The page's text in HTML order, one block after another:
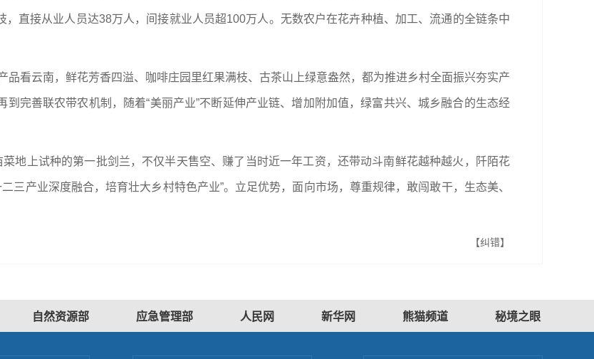
直接从业人员达38万人，间接就业人员超100万人。无数农户在花卉种植、加工、流通的全链条中
品看云南，鲜花芳香四溢、咖啡庄园里红果满枝、古茶山上绿意盎然，都为推进乡村全面振兴夯实产
完善联农带农机制，随着“美丽产业”不断延伸产业链、增加附加值，绿富共兴、城乡融合的生态经
地上试种的第一批剑兰，不仅半天售空、赚了当时近一年工资，还带动斗南鲜花越种越火，阡陌花
三产业深度融合，培育壮大乡村特色产业”。立足优势，面向市场，尊重规律，敢闯敢干，生态美、
【纠错】
自然资源部 应急管理部 人民网 新华网 熊猫频道 秘境之眼